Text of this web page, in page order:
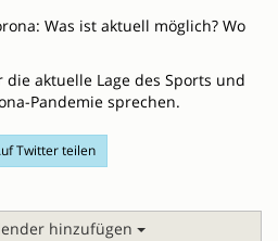
Was ist aktuell möglich? Wo
aktuelle Lage des Sports und
Pandemie sprechen.
Twitter teilen
hinzufügen